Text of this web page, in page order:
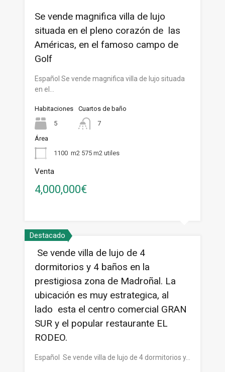
Se vende magnifica villa de lujo
situada en el pleno corazón de las
Américas, en el famoso campo de
Golf
Español Se vende magnifica villa de lujo situada
en el…
Habitaciones
5
Cuartos de baño
7
Área
1100 m2 575 m2 utiles
Venta
4,000,000€
Destacado
Se vende villa de lujo de 4
dormitorios y 4 baños en la
prestigiosa zona de Madroñal. La
ubicación es muy estrategica, al
lado esta el centro comercial GRAN
SUR y el popular restaurante EL
RODEO.
Español Se vende villa de lujo de 4 dormitorios y…